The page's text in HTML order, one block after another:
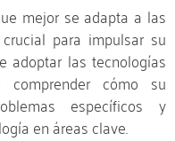
mejor se adapta a las
para impulsar su
adoptar las tecnologías
cómo su
específicos y
en áreas clave.